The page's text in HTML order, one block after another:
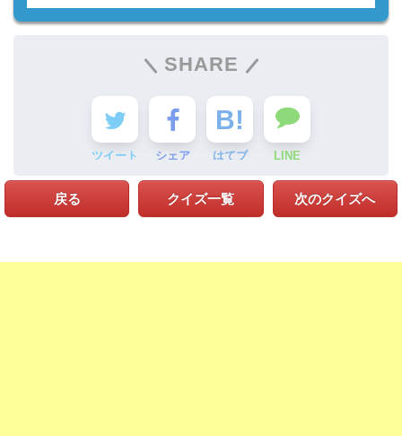
SHARE
ツイート シェア はてブ LINE
戻る クイズ一覧 次のクイズへ